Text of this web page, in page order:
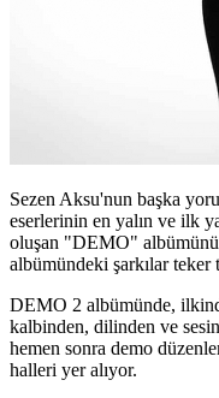
Sezen Aksu'nun başka
eserlerinin en yalın ve ilk
oluşan "DEMO"
albümündeki şarkılar teker
DEMO 2 albümünde,
kalbinden, dilinden ve
hemen sonra demo
halleri yer alıyor.